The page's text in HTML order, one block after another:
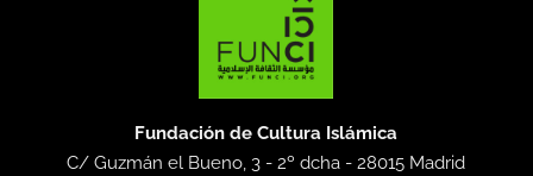
Fundación de Cultura Islámica
C/ Guzmán el Bueno, 3 - 2º dcha -28015 Madrid